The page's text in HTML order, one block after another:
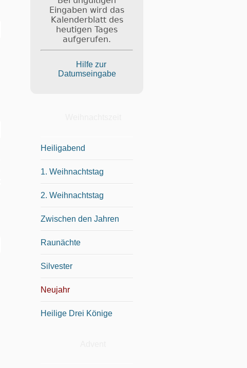
Eingaben wird das
Kalenderblatt des
heutigen Tages
aufgerufen.
Hilfe zur
Datumseingabe
Heiligabend
1. Weihnachtstag
2. Weihnachtstag
Zwischen den Jahren
Raunächte
Silvester
Neujahr
Heilige Drei Könige